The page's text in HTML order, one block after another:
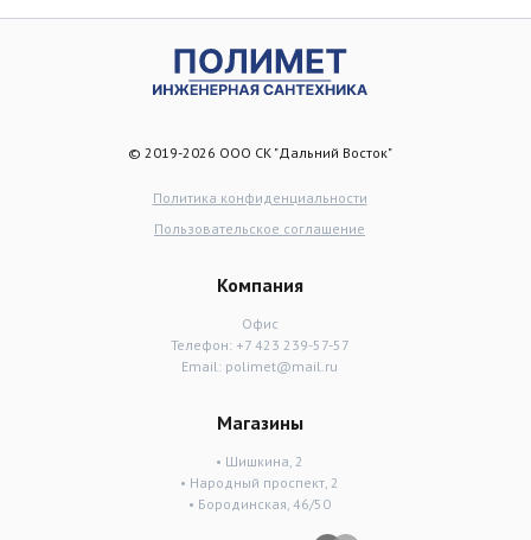
© 2019-2026 ООО СК "Дальний Восток"
Политика конфиденциальности
Пользовательское соглашение
Компания
Офис
Телефон: +7 423 239-57-57
Email: polimet@mail.ru
Магазины
• Шишкина, 2
• Народный проспект, 2
• Бородинская, 46/50